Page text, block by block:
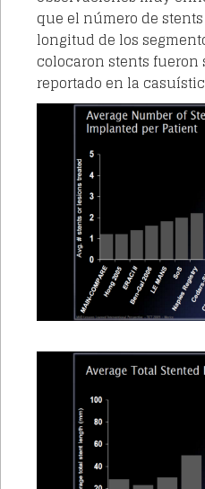
que el número de
longitud de los
colocaron stents fueron
reportado en la